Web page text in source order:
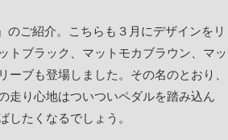
ご紹介。こちらも３月にデザインをリ
トブラック、マットモカブラウン、マッ
ーブも登場しました。その名のとおり、
走り心地はついついペダルを踏み込ん
たくなるでしょう。